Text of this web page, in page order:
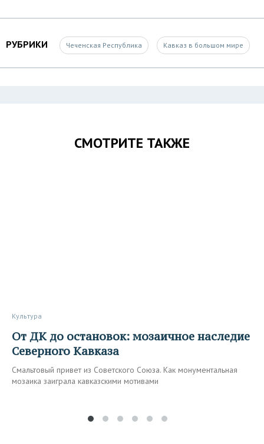
РУБРИКИ Чеченская Республика Кавказ в большом мире
СМОТРИТЕ ТАКЖЕ
Культура
От ДК до остановок: мозаичное наследие
Северного Кавказа
Смальтовый привет из Советского Союза. Как монументальная
мозаика заиграла кавказскими мотивами